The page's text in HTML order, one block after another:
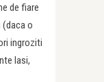
de fiare
(daca o
ingroziti
Iasi,